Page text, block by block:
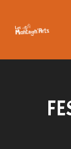
contenu